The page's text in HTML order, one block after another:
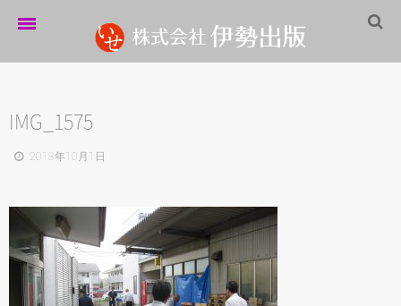
伊勢出版だより
営業案内
企業情報
採用情報
パートナーシップ
IMG_1575
2018年10月1日